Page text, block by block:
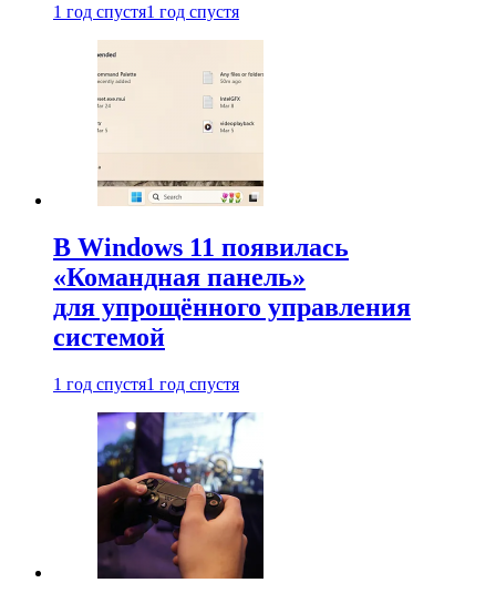
1 год спустя1 год спустя
В Windows 11 появилась
«Командная панель»
для упрощённого управления
системой
1 год спустя1 год спустя